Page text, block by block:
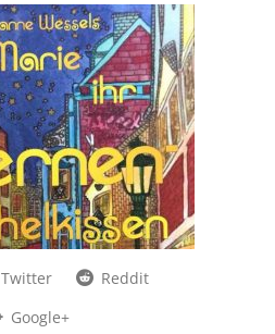
Twitter
Reddit
Google+